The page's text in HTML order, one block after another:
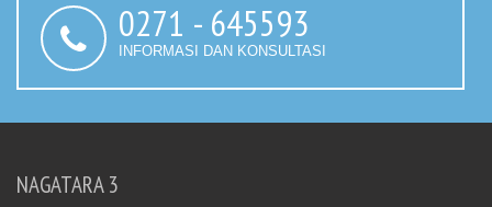
0271 - 645593
INFORMASI DAN KONSULTASI
NAGATARA 3